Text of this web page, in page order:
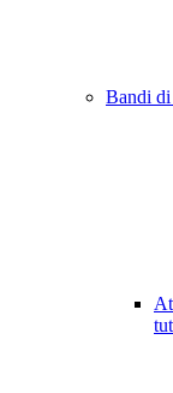
Bandi di